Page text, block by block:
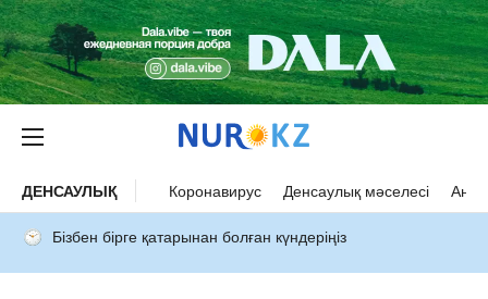
ДЕНСАУЛЫҚ Коронавирус Денсаулық мәселесі Ана
Бізбен бірге қатарынан болған күндеріңіз